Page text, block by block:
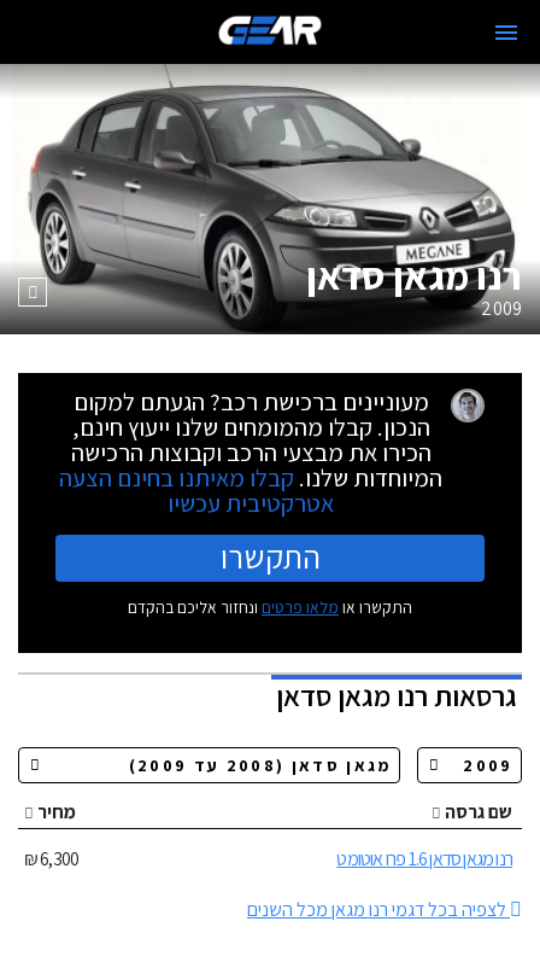
רנו מגאן סדאן
2009
מעוניינים ברכישת רכב? הגעתם למקום
הנכון. קבלו מהמומחים שלנו ייעוץ חינם,
הכירו את מבצעי הרכב וקבוצות הרכישה
המיוחדות שלנו. קבלו מאיתנו בחינם הצעה
אטרקטיבית עכשיו
התקשרו
התקשרו או מלאו פרטים ונחזור אליכם בהקדם
גרסאותרנו מגאן סדאן
שם גרסה
מחיר
רנו מגאן סדאן 1.6 פרו אוטומט
6,300 ₪
לצפיה בכל דגמי רנו מגאן מכל השנים